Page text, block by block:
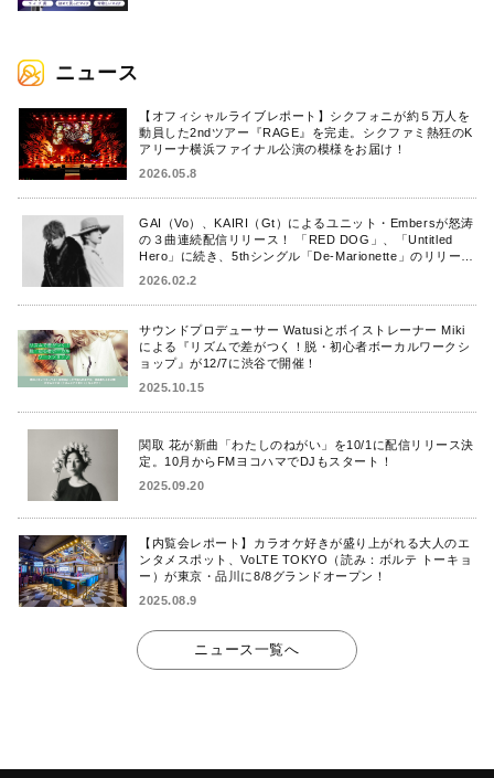
ニュース
【オフィシャルライブレポート】シクフォニが約５万人を
動員した2ndツアー『RAGE』を完走。シクファミ熱狂のK
アリーナ横浜ファイナル公演の模様をお届け！
2026.05.8
GAI（Vo）、KAIRI（Gt）によるユニット・Embersが怒涛
の３曲連続配信リリース！ 「RED DOG」、「Untitled
Hero」に続き、5thシングル「De-Marionette」のリリース
2026.02.2
サウンドプロデューサー Watusiとボイストレーナー Miki
による『リズムで差がつく！脱・初心者ボーカルワークシ
ョップ』が12/7に渋谷で開催！
2025.10.15
関取 花が新曲「わたしのねがい」を10/1に配信リリース決
定。10月からFMヨコハマでDJもスタート！
2025.09.20
【内覧会レポート】カラオケ好きが盛り上がれる大人のエ
ンタメスポット、VoLTE TOKYO（読み：ボルテ トーキョ
ー）が東京・品川に8/8グランドオープン！
2025.08.9
ニュース一覧へ